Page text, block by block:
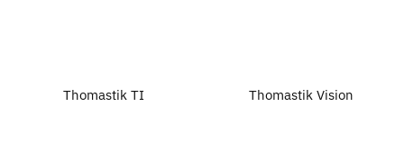
Thomastik TI Thomastik Vision